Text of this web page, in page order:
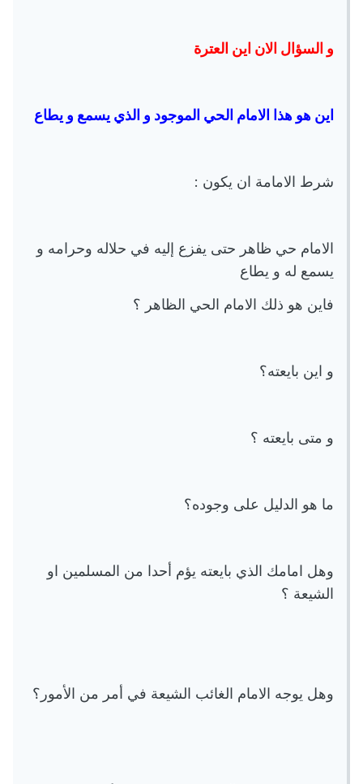
و السؤال الان اين العترة
اين هو هذا الامام الحي الموجود و الذي يسمع و يطاع
شرط الامامة ان يكون :
الامام حي ظاهر حتى يفزع إليه في حلاله وحرامه و
يسمع له و يطاع
فاين هو ذلك الامام الحي الظاهر ؟
و اين بايعته؟
و متى بايعته ؟
ما هو الدليل على وجوده؟
وهل امامك الذي بايعته يؤم أحدا من المسلمين او
الشيعة ؟
وهل يوجه الامام الغائب الشيعة في أمر من الأمور؟